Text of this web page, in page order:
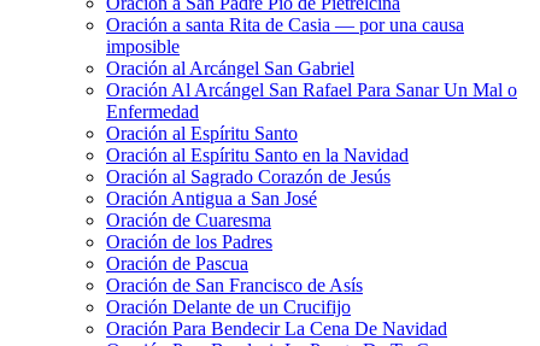
Oración a santa Rita de Casia — por una causa
imposible
Oración al Arcángel San Gabriel
Oración Al Arcángel San Rafael Para Sanar Un Mal o
Enfermedad
Oración al Espíritu Santo
Oración al Espíritu Santo en la Navidad
Oración al Sagrado Corazón de Jesús
Oración Antigua a San José
Oración de Cuaresma
Oración de los Padres
Oración de Pascua
Oración de San Francisco de Asís
Oración Delante de un Crucifijo
Oración Para Bendecir La Cena De Navidad